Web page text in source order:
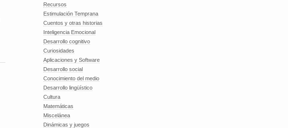
Recursos
Estimulación Temprana
Cuentos y otras historias
Inteligencia Emocional
Desarrollo cognitivo
Curiosidades
Aplicaciones y Software
Desarrollo social
Conocimiento del medio
Desarrollo lingüístico
Cultura
Matemáticas
Miscelánea
Dinámicas y juegos